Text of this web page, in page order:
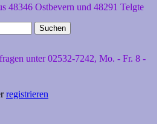
48346 Ostbevern und 48291 Telgte
unter 02532-7242, Mo. - Fr. 8 -
Suchen
registrieren